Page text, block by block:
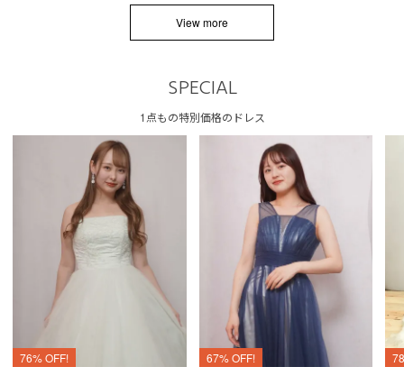
View more
SPECIAL
1点もの特別価格のドレス
76% OFF! 67% OFF!